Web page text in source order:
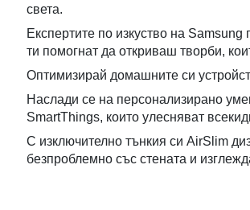
света.
Експертите по изкуство на
ти помогнат да откриваш творби,
Оптимизирай домашните си
Наслади се на персонализирано
SmartThings, които улесняват
С изключително тънкия си AirSlim
безпроблемно със стената и